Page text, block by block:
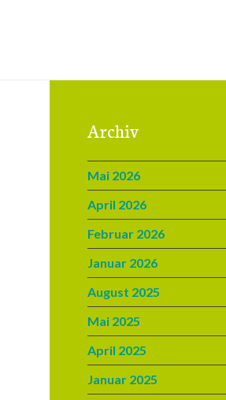
Archiv
Mai 2026
April 2026
Februar 2026
Januar 2026
August 2025
Mai 2025
April 2025
Januar 2025